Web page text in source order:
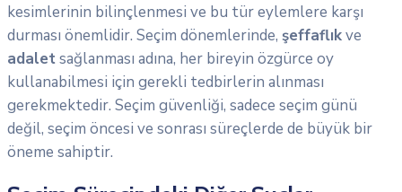
kesimlerinin bilinçlenmesi ve bu tür eylemlere karşı
durması önemlidir. Seçim dönemlerinde, şeffaflıkve
adaletsağlanması adına, her bireyin özgürce oy
kullanabilmesi için gerekli tedbirlerin alınması
gerekmektedir. Seçim güvenliği, sadece seçim günü
değil, seçim öncesi ve sonrası süreçlerde de büyük bir
öneme sahiptir.